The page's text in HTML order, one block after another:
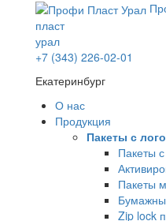
пласт
урал
+7 (343) 226-02-01
Екатеринбург
О нас
Продукция
Пакеты с
Пакеты
Пакеты
Zip lock